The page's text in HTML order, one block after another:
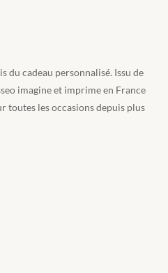
du cadeau personnalisé. Issu de
imagine et imprime en France
toutes les occasions depuis plus